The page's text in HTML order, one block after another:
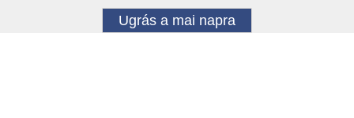
Ugrás a mai napra